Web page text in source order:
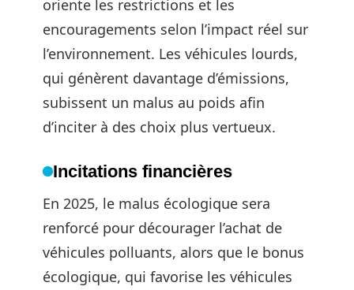
oriente les restrictions et les
encouragements selon l’impact réel sur
l’environnement. Les véhicules lourds,
qui génèrent davantage d’émissions,
subissent un malus au poids afin
d’inciter à des choix plus vertueux.
Incitations financières
En 2025, le malus écologique sera
renforcé pour décourager l’achat de
véhicules polluants, alors que le bonus
écologique, qui favorise les véhicules